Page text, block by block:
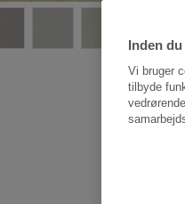
Inden
Vi bruger
tilbyde